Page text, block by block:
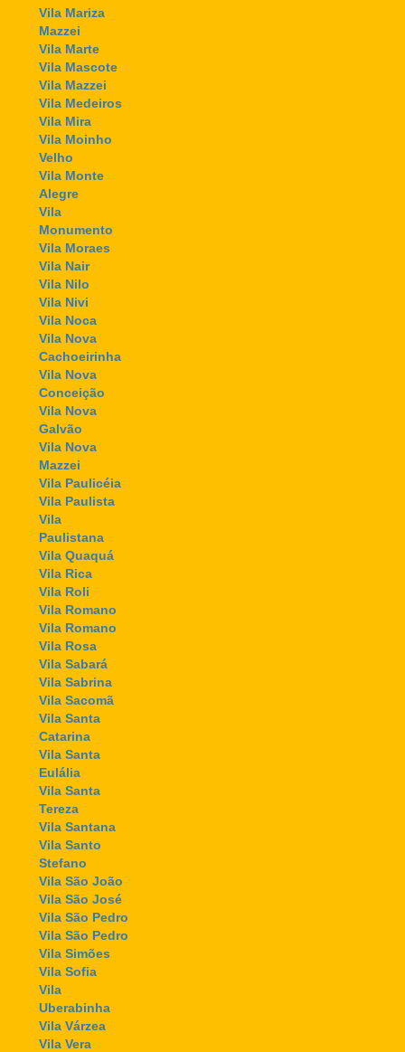
Vila Mariza
Mazzei
Vila Marte
Vila Mascote
Vila Mazzei
Vila Medeiros
Vila Mira
Vila Moinho
Velho
Vila Monte
Alegre
Vila
Monumento
Vila Moraes
Vila Nair
Vila Nilo
Vila Nivi
Vila Noca
Vila Nova
Cachoeirinha
Vila Nova
Conceição
Vila Nova
Galvão
Vila Nova
Mazzei
Vila Paulicéia
Vila Paulista
Vila
Paulistana
Vila Quaquá
Vila Rica
Vila Roli
Vila Romano
Vila Romano
Vila Rosa
Vila Sabará
Vila Sabrina
Vila Sacomã
Vila Santa
Catarina
Vila Santa
Eulália
Vila Santa
Tereza
Vila Santana
Vila Santo
Stefano
Vila São João
Vila São José
Vila São Pedro
Vila São Pedro
Vila Simões
Vila Sofia
Vila
Uberabinha
Vila Várzea
Vila Vera